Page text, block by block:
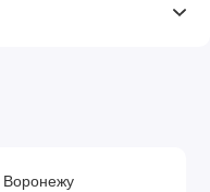
Воронежу